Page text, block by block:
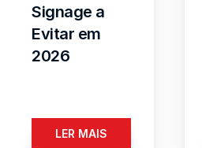
Signage a
Evitar em
2026
LER MAIS